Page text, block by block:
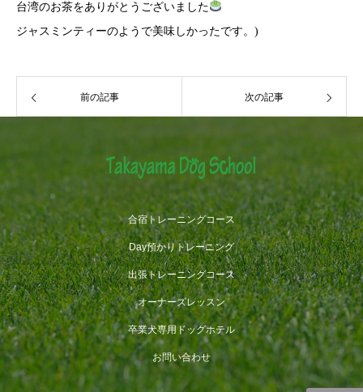
台湾のお茶をありがとうございました
ジャスミンティーのようで美味しかったです。)
前の記事 次の記事
合宿トレーニングコース
Day預かりトレーニング
出張トレーニングコース
オーナーズレッスン
卒業犬専用ドッグホテル
お問い合わせ